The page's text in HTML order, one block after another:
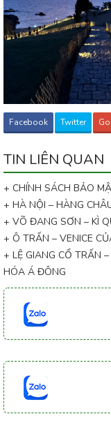
Facebook Twitter
TIN LIÊN QUAN
+ CHÍNH SÁCH BẢO
+ HÀ NỘI – HÀNG
+ VÕ ĐANG SƠN – KÌ
+ Ô TRẤN – VENICE
+ LỆ GIANG CỔ TRẤN
HÓA Á ĐÔNG